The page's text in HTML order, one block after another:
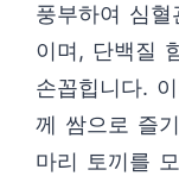
풍부하여 심
이며, 단백질
손꼽힙니다.
께 쌈으로 즐
마리 토끼를